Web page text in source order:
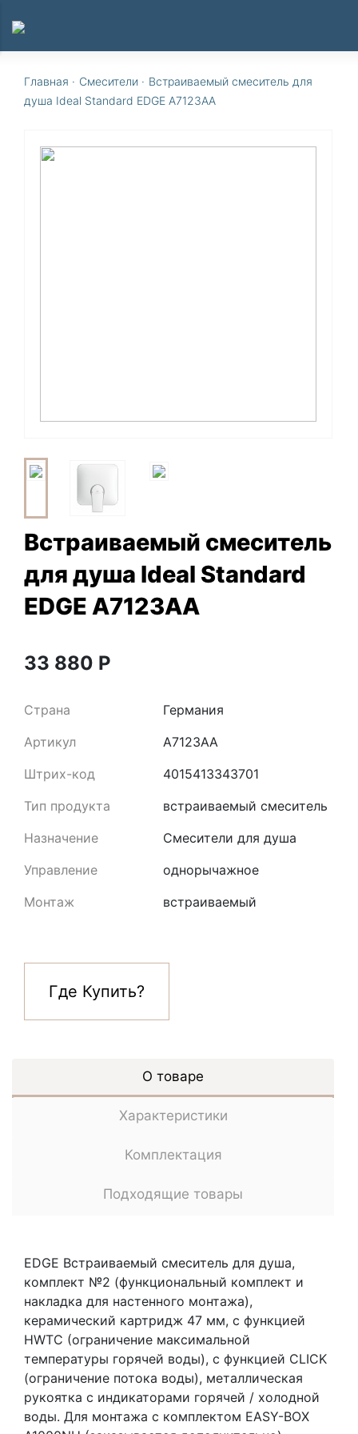
Главная · Смесители · Встраиваемый смеситель для
душа Ideal Standard EDGE A7123AA
Встраиваемый смеситель
для душа Ideal Standard
EDGE A7123AA
33 880 Р
Страна
Германия
Артикул
A7123AA
Штрих-код
4015413343701
Тип продукта
встраиваемый смеситель
Назначение
Смесители для душа
Управление
однорычажное
Монтаж
встраиваемый
Где Купить?
О товаре
Характеристики
Комплектация
Подходящие товары
EDGE Встраиваемый смеситель для душа,
комплект №2 (функциональный комплект и
накладка для настенного монтажа),
керамический картридж 47 мм, с функцией
HWTC (ограничение максимальной
температуры горячей воды), с функцией CLICK
(ограничение потока воды), металлическая
рукоятка с индикаторами горячей / холодной
воды. Для монтажа с комплектом EASY-BOX